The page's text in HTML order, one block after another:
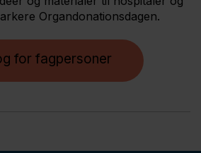
Organdonationsdagen.
for fagpersoner